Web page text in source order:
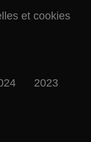
et cookies
2023